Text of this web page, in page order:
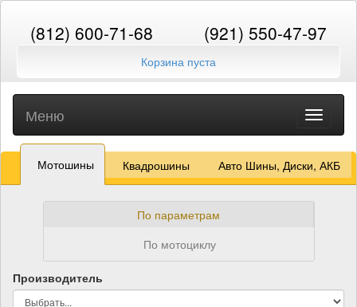
(812) 600-71-68 (921) 550-47-97
Корзина пуста
Toggle
Меню
Мотошины Квадрошины Авто Шины, Диски, АКБ
По параметрам
По мотоциклу
Производитель